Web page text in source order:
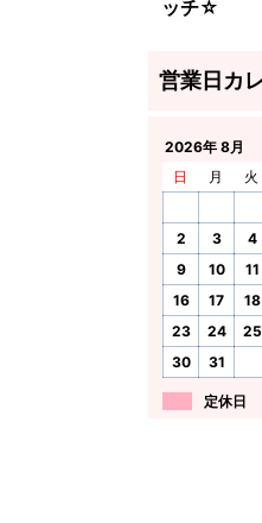
ッチ☆
2026年 8月
日
月 火
2
3 4
9
10 11
16
17 18
23
24 25
30
31
定休日